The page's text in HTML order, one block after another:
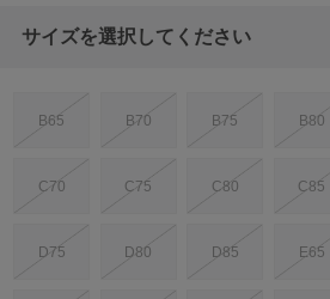
サイズを選択してください
B65 B70 B75 B80
C70 C75 C80 C85
D75 D80 D85 E65